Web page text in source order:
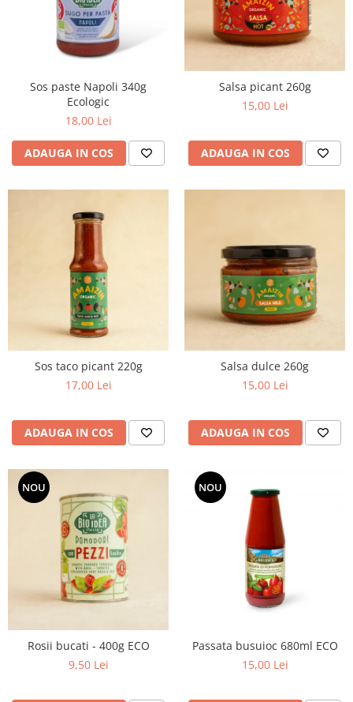
Sos paste Napoli 340g
Ecologic
18,00 Lei
ADAUGA IN COS
Salsa picant 260g
15,00 Lei
ADAUGA IN COS
Sos taco picant 220g
17,00 Lei
ADAUGA IN COS
Salsa dulce 260g
15,00 Lei
ADAUGA IN COS
NOU
Rosii bucati - 400g ECO
9,50 Lei
NOU
Passata busuioc 680ml ECO
15,00 Lei